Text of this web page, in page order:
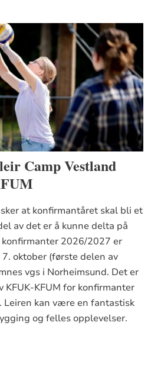
Camp Vestland
at konfirmantåret skal bli et
av det er å kunne delta på
2026/2027 er
oktober (første delen av
vgs i Norheimsund. Det er
KFUK-KFUM for konfirmanter
Leiren kan være en fantastisk
og felles opplevelser.